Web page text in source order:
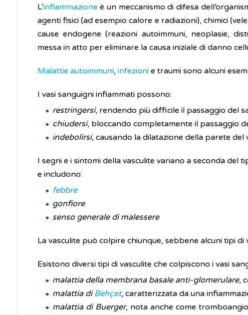
L'infiammazione è un meccanismo di difesa
agenti fisici (ad esempio calore e radiazioni), chimici
cause endogene (reazioni autoimmuni, neoplasie,
messa in atto per eliminare la causa iniziale di danno
Malattie autoimmuni, infezionie traumi sono alcuni
I vasi sanguigni infiammati possono:
restringersi, rendendo più difficile il passaggio del
chiudersi, bloccando completamente il passaggio
indebolirsi, causando la dilatazione della parete del
I segni e i sintomi della vasculite variano a seconda del
e includono:
febbre
gonfiore
senso generale di malessere
La vasculite può colpire chiunque, sebbene alcuni tipi
Esistono diversi tipi di vasculite che colpiscono i vasi
malattia della membrana basale anti-glomerulare,
malattia diBehçet, caratterizzata da una
malattia di Buerger, nota anche come